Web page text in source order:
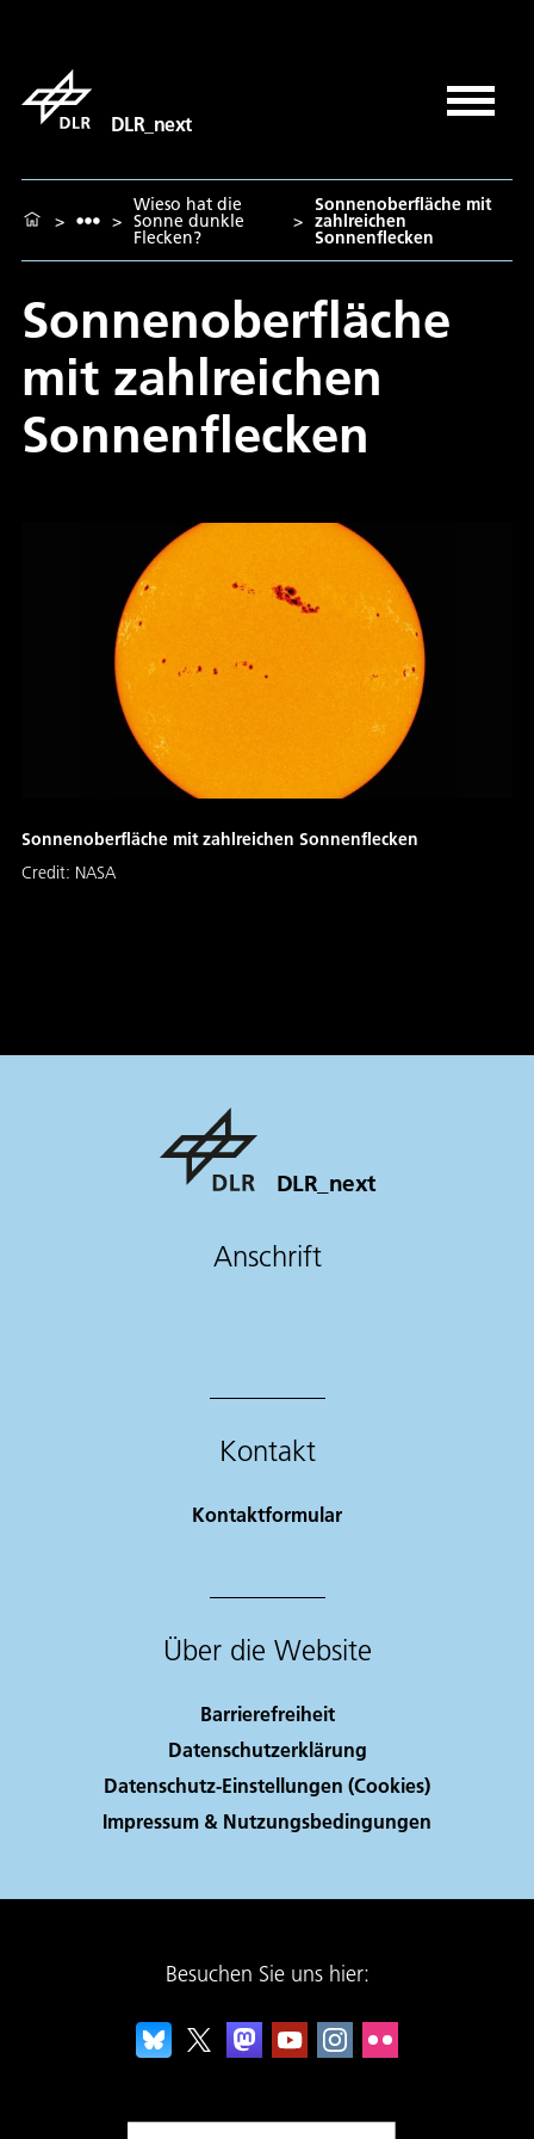
DLR_next
> >
Wieso hat die
Sonne dunkle
Flecken?
>
Sonnenoberfläche mit
zahlreichen
Sonnenflecken
Sonnenoberfläche
mit zahlreichen
Sonnenflecken
Sonnenoberfläche mit zahlreichen Sonnenflecken
Credit: NASA
DLR_next
Anschrift
Kontakt
Kontaktformular
Über die Website
Barrierefreiheit
Datenschutzerklärung
Datenschutz-Einstellungen (Cookies)
Impressum & Nutzungsbedingungen
Besuchen Sie uns hier: